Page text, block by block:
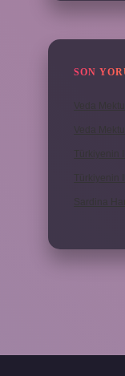
SON
Türkiyenin
Türkiyenin